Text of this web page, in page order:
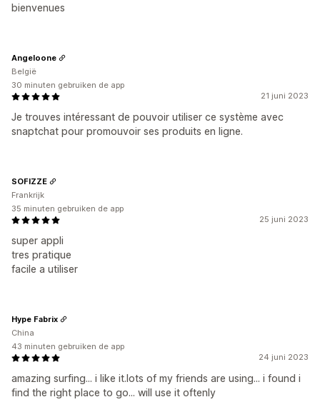
bienvenues
21 juni 2023
Je trouves intéressant de pouvoir utiliser ce système avec
snaptchat pour promouvoir ses produits en ligne.
Angeloone
België
30 minuten gebruiken de app
25 juni 2023
super appli
tres pratique
facile a utiliser
SOFIZZE
Frankrijk
35 minuten gebruiken de app
24 juni 2023
amazing surfing... i like it.lots of my friends are using... i found i
find the right place to go... will use it oftenly
Hype Fabrix
China
43 minuten gebruiken de app